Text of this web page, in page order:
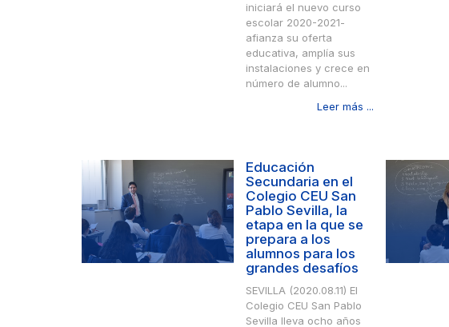
iniciará el nuevo curso
escolar 2020-2021-
afianza su oferta
educativa, amplía sus
instalaciones y crece en
número de alumno...
Leer más ...
Educación
Secundaria en el
Colegio CEU San
Pablo Sevilla, la
etapa en la que se
prepara a los
alumnos para los
grandes desafíos
SEVILLA (2020.08.11) El
Colegio CEU San Pablo
Sevilla lleva ocho años